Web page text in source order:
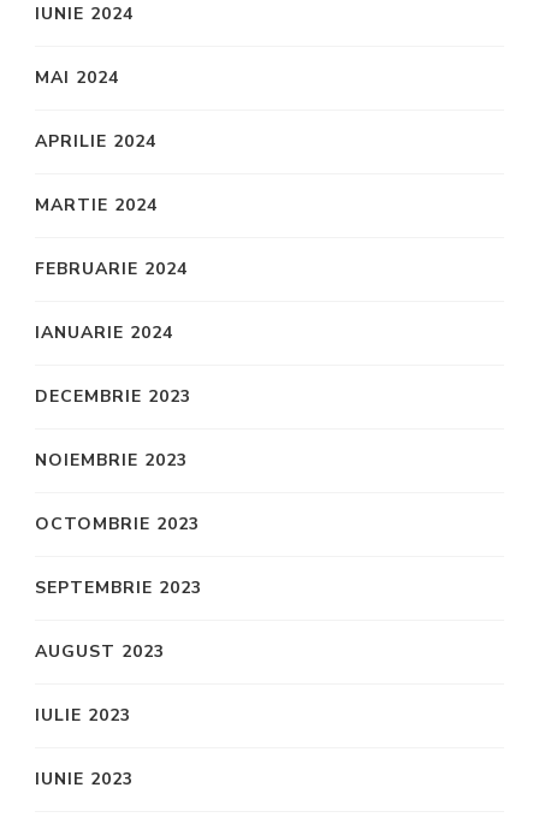
IUNIE 2024
MAI 2024
APRILIE 2024
MARTIE 2024
FEBRUARIE 2024
IANUARIE 2024
DECEMBRIE 2023
NOIEMBRIE 2023
OCTOMBRIE 2023
SEPTEMBRIE 2023
AUGUST 2023
IULIE 2023
IUNIE 2023